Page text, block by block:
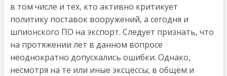
в том числе и тех, кто активно критикует
политику поставок вооружений, а сегодня и
шпионского ПО на экспорт. Следует признать, что
на протяжении лет в данном вопросе
неоднократно допускались ошибки. Однако,
несмотря на те или иные эксцессы, в общем и